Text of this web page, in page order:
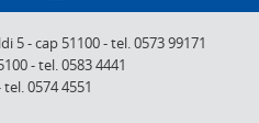
5-cap 51100-tel. 0573 99171
-tel. 0583 4441
tel. 0574 4551